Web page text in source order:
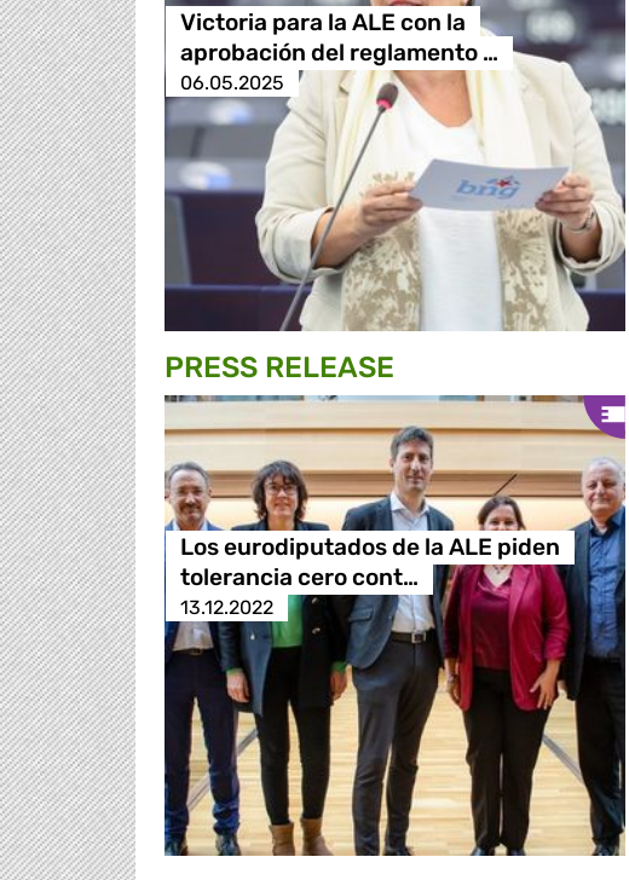
Victoria para la ALE con la
aprobación del reglamento …
06.05.2025
PRESS RELEASE
Los eurodiputados de la ALE piden
tolerancia cero cont…
13.12.2022